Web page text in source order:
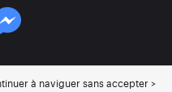
à naviguer sans accepter >